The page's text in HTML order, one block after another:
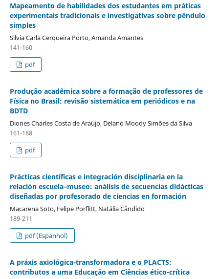
Mapeamento de habilidades dos estudantes em práticas
experimentais tradicionais e investigativas sobre pêndulo
simples
Silvia Carla Cerqueira Porto, Amanda Amantes
141-160
pdf
Produção acadêmica sobre a formação de professores de
Física no Brasil: revisão sistemática em periódicos e na
BDTD
Diones Charles Costa de Araújo, Delano Moody Simões da Silva
161-188
pdf
Prácticas científicas e integración disciplinaria en la
relación escuela–museo: análisis de secuencias didácticas
diseñadas por profesorado de ciencias en formación
Macarena Soto, Felipe Porflitt, Natália Cândido
189-211
pdf (Espanhol)
A práxis axiológica-transformadora e o PLACTS:
contributos a uma Educação em Ciências ético-crítica